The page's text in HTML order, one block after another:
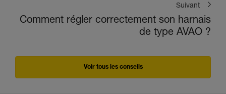
Suivant
Comment régler correctement son harnais
de type AVAO ?
Voir tous les conseils